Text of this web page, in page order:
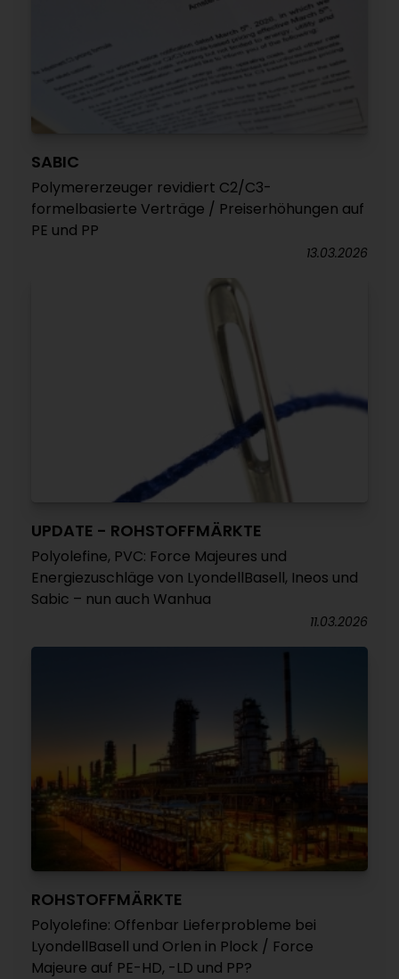
SABIC
Polymererzeuger revidiert C2/C3-
formelbasierte Verträge / Preiserhöhungen auf
PE und PP
13.03.2026
UPDATE - ROHSTOFFMÄRKTE
Polyolefine, PVC: Force Majeures und
Energiezuschläge von LyondellBasell, Ineos und
Sabic – nun auch Wanhua
11.03.2026
ROHSTOFFMÄRKTE
Polyolefine: Offenbar Lieferprobleme bei
LyondellBasell und Orlen in Plock / Force
Majeure auf PE-HD, -LD und PP?